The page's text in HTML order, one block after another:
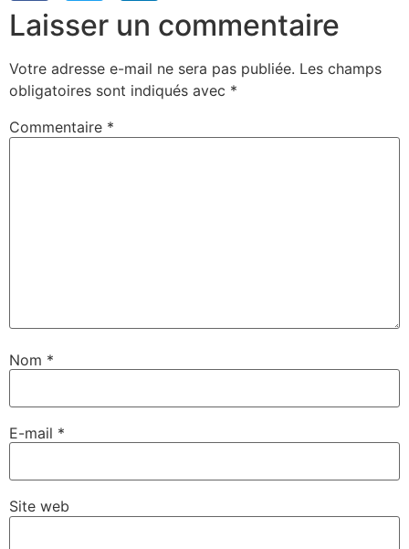
Laisser un commentaire
Votre adresse e-mail ne sera pas publiée. Les champs
obligatoires sont indiqués avec *
Commentaire *
Nom *
E-mail *
Site web